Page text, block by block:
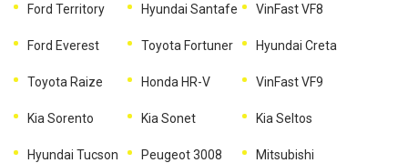
Ford Territory Hyundai Santafe VinFast VF8
Ford Everest Toyota Fortuner Hyundai Creta
Toyota Raize Honda HR-V VinFast VF9
Kia Sorento Kia Sonet Kia Seltos
Hyundai Tucson Peugeot 3008
Mitsubishi